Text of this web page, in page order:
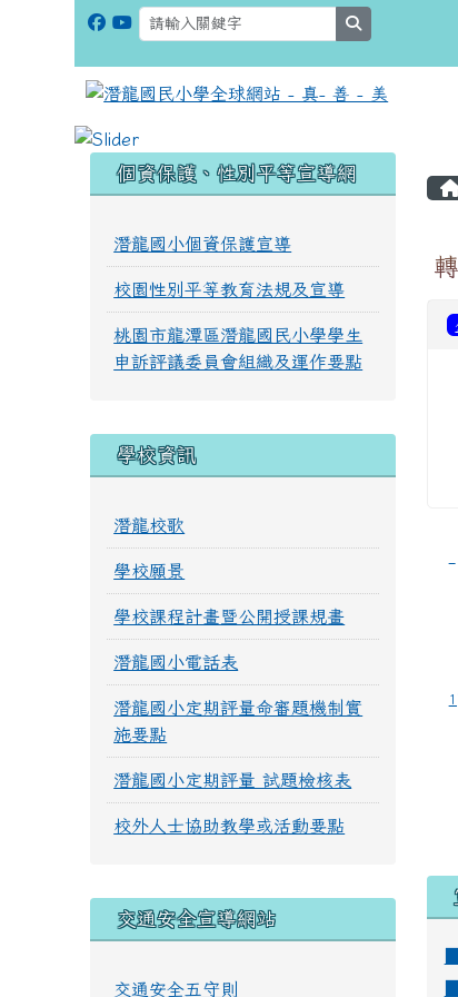
個資保護、性別平等宣導網
潛龍國小個資保護宣導
校園性別平等教育法規及宣導
桃園市龍潭區潛龍國民小學學生
申訴評議委員會組織及運作要點
學校資訊
潛龍校歌
學校願景
學校課程計畫暨公開授課規畫
潛龍國小電話表
潛龍國小定期評量命審題機制實
施要點
潛龍國小定期評量 試題檢核表
校外人士協助教學或活動要點
交通安全宣導網站
交通安全五守則